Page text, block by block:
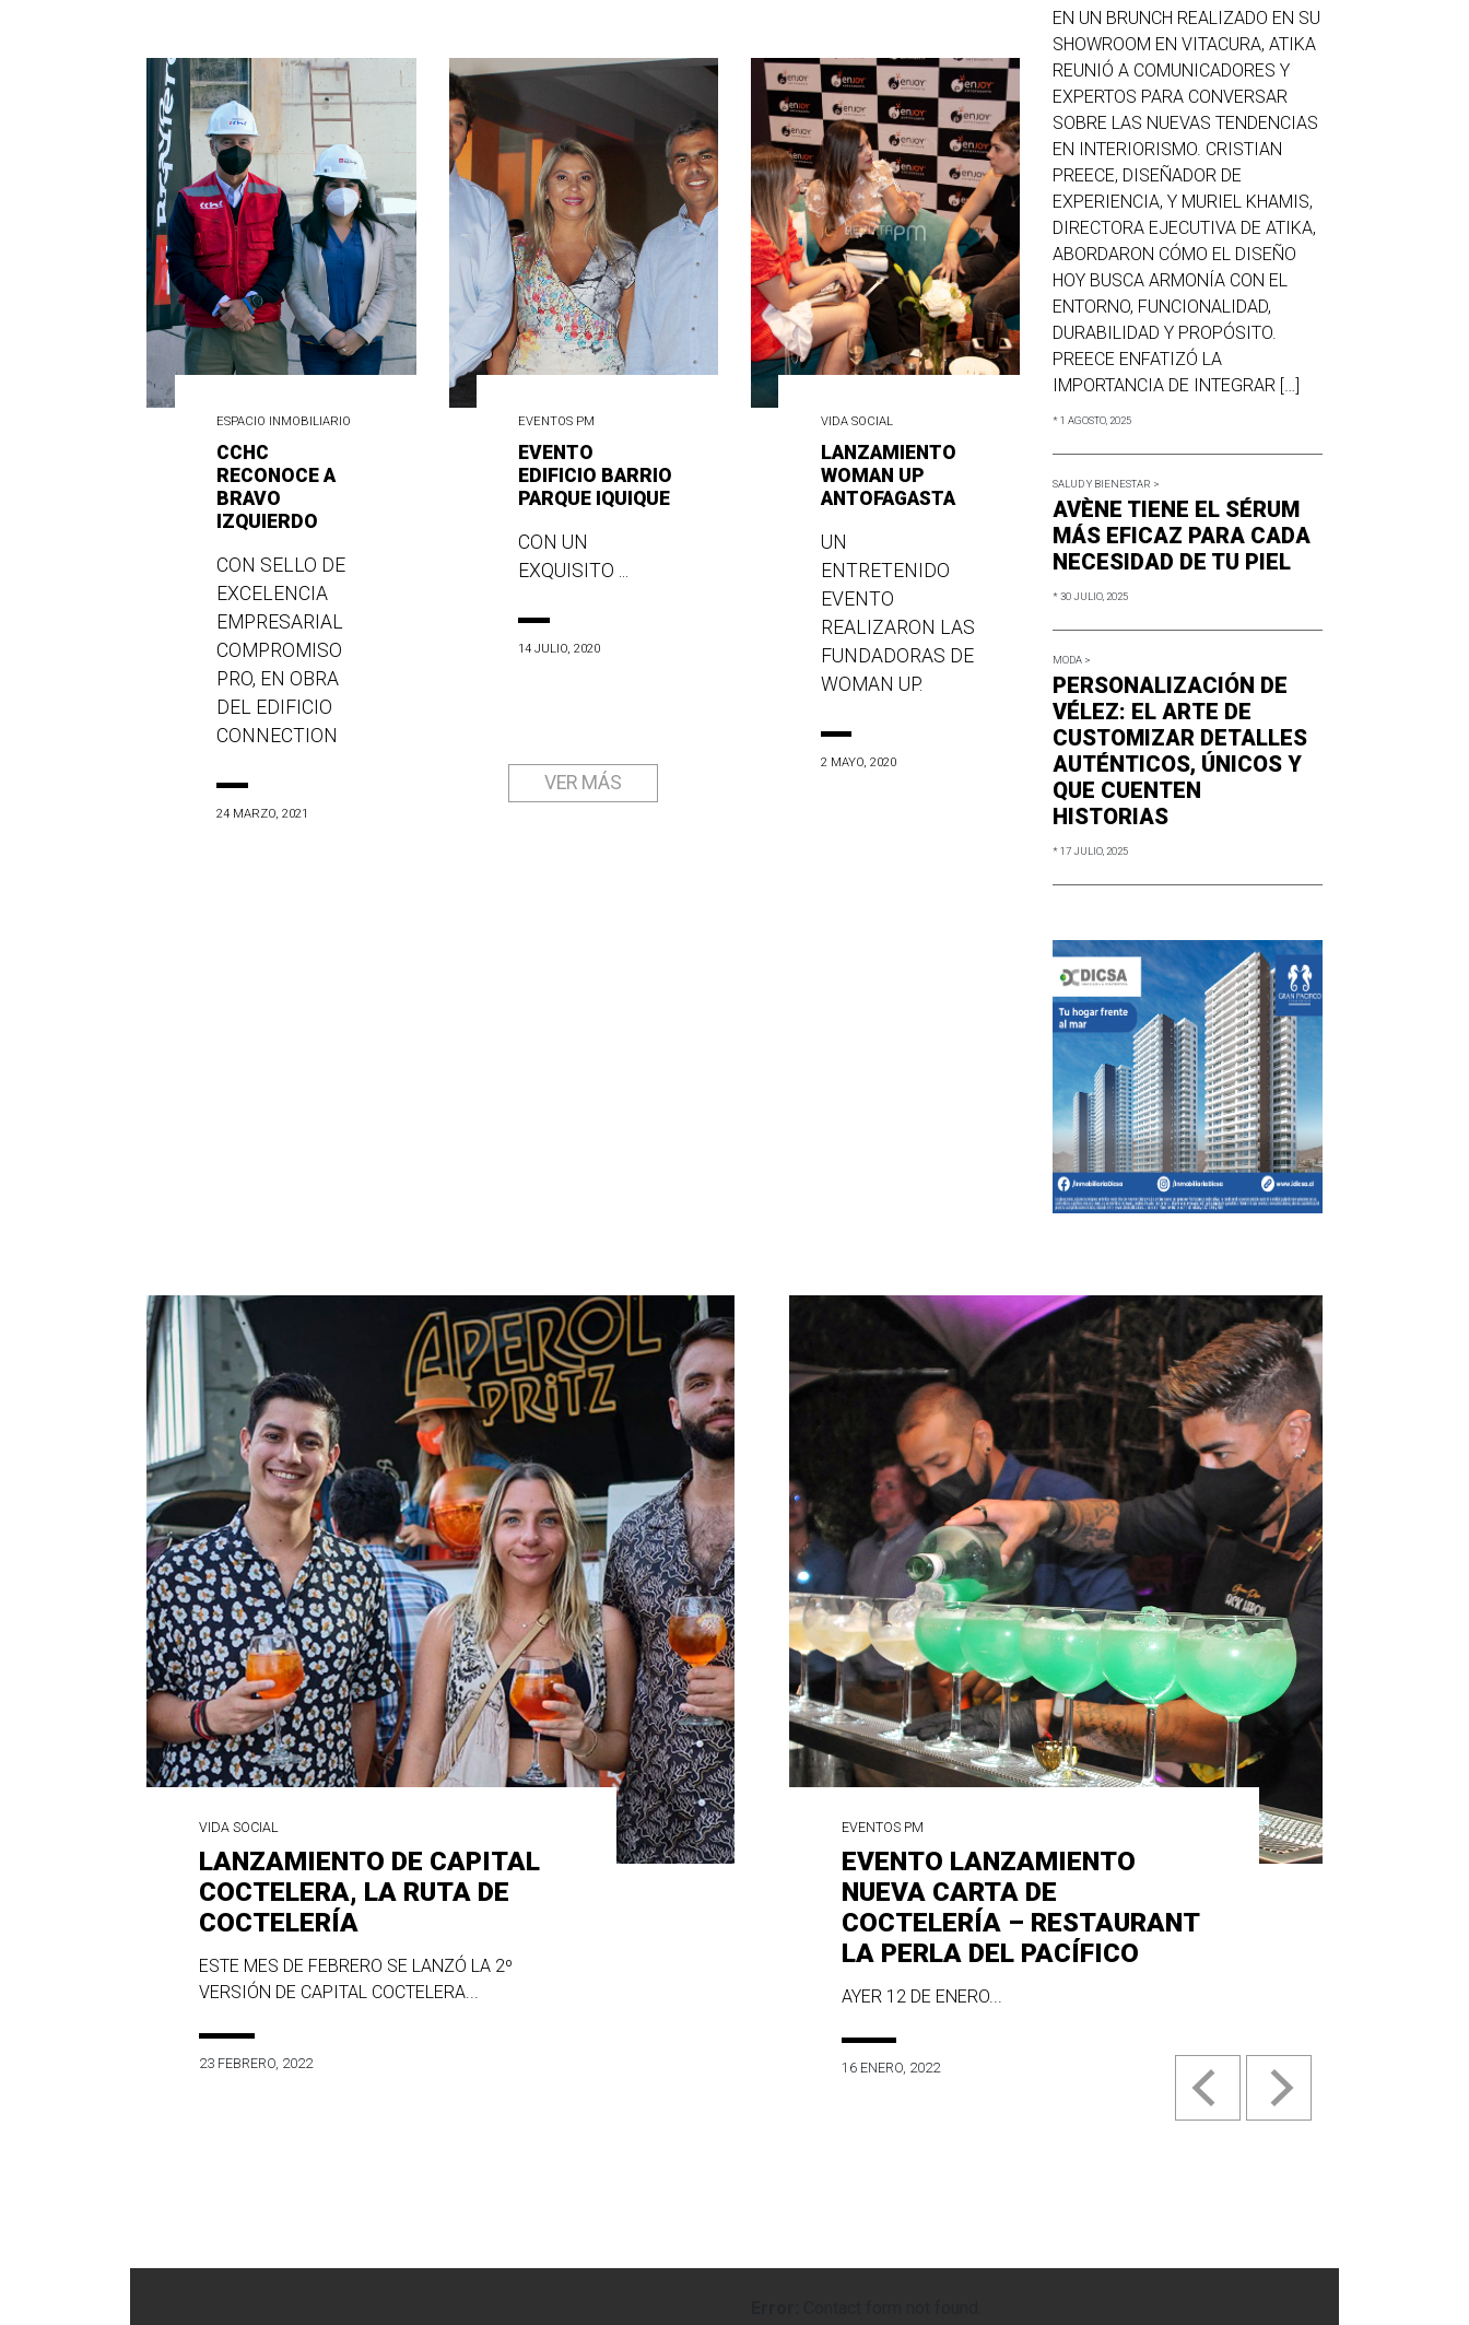
ESPACIO INMOBILIARIO
CCHC
RECONOCE A
BRAVO
IZQUIERDO
CON SELLO DE
EXCELENCIA
EMPRESARIAL
COMPROMISO
PRO, EN OBRA
DEL EDIFICIO
CONNECTION
24 MARZO, 2021
EVENTOS PM
EVENTO
EDIFICIO BARRIO
PARQUE IQUIQUE
CON UN
EXQUISITO ...
14 JULIO, 2020
VIDA SOCIAL
LANZAMIENTO
WOMAN UP
ANTOFAGASTA
UN
ENTRETENIDO
EVENTO
REALIZARON LAS
FUNDADORAS DE
WOMAN UP.
2 MAYO, 2020
VER MÁS
EN UN BRUNCH REALIZADO EN SU
SHOWROOM EN VITACURA, ATIKA
REUNIÓ A COMUNICADORES Y
EXPERTOS PARA CONVERSAR
SOBRE LAS NUEVAS TENDENCIAS
EN INTERIORISMO. CRISTIAN
PREECE, DISEÑADOR DE
EXPERIENCIA, Y MURIEL KHAMIS,
DIRECTORA EJECUTIVA DE ATIKA,
ABORDARON CÓMO EL DISEÑO
HOY BUSCA ARMONÍA CON EL
ENTORNO, FUNCIONALIDAD,
DURABILIDAD Y PROPÓSITO.
PREECE ENFATIZÓ LA
IMPORTANCIA DE INTEGRAR […]
* 1 AGOSTO, 2025
SALUD Y BIENESTAR >
AVÈNE TIENE EL SÉRUM
MÁS EFICAZ PARA CADA
NECESIDAD DE TU PIEL
* 30 JULIO, 2025
MODA >
PERSONALIZACIÓN DE
VÉLEZ: EL ARTE DE
CUSTOMIZAR DETALLES
AUTÉNTICOS, ÚNICOS Y
QUE CUENTEN
HISTORIAS
* 17 JULIO, 2025
VIDA SOCIAL
LANZAMIENTO DE CAPITAL
COCTELERA, LA RUTA DE
COCTELERÍA
ESTE MES DE FEBRERO SE LANZÓ LA 2º
VERSIÓN DE CAPITAL COCTELERA...
23 FEBRERO, 2022
EVENTOS PM
EVENTO LANZAMIENTO
NUEVA CARTA DE
COCTELERÍA – RESTAURANT
LA PERLA DEL PACÍFICO
AYER 12 DE ENERO...
16 ENERO, 2022